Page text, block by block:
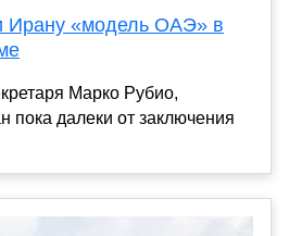
«модель ОАЭ» в
Марко Рубио,
пока далеки от заключения